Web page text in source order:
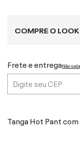
COMPRE O LOOK
Frete e entregaNão
Tanga Hot Pant